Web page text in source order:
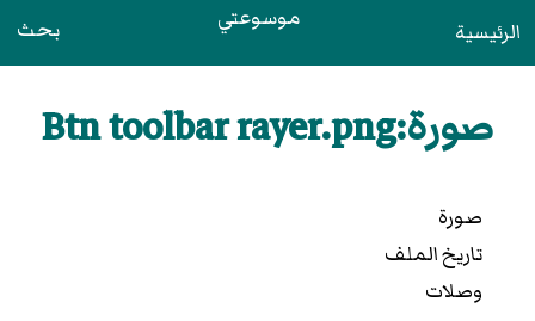
الرئيسية موسوعتي بحث
صورة:Btn toolbar rayer.png
صورة
تاريخ الملف
وصلات